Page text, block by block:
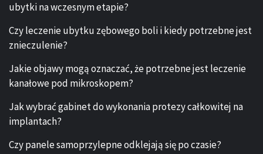
ubytki na wczesnym etapie?
Czy leczenie ubytku zębowego boli i kiedy potrzebne jest
znieczulenie?
Jakie objawy mogą oznaczać, że potrzebne jest leczenie
kanałowe pod mikroskopem?
Jak wybrać gabinet do wykonania protezy całkowitej na
implantach?
Czy panele samoprzylepne odklejają się po czasie?